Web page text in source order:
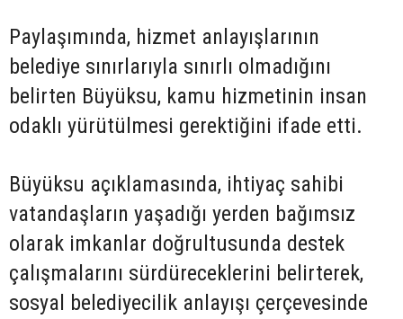
Paylaşımında, hizmet anlayışlarının
belediye sınırlarıyla sınırlı olmadığını
belirten Büyüksu, kamu hizmetinin insan
odaklı yürütülmesi gerektiğini ifade etti.
Büyüksu açıklamasında, ihtiyaç sahibi
vatandaşların yaşadığı yerden bağımsız
olarak imkanlar doğrultusunda destek
çalışmalarını sürdüreceklerini belirterek,
sosyal belediyecilik anlayışı çerçevesinde